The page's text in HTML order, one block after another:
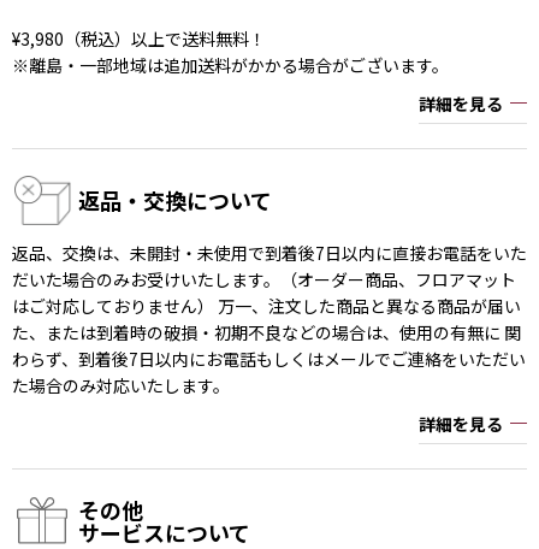
¥3,980（税込）以上で送料無料！
※離島・一部地域は追加送料がかかる場合がございます。
詳細を見る
返品・交換について
返品、交換は、未開封・未使用で到着後7日以内に直接お電話をいた
だいた場合のみお受けいたします。（オーダー商品、フロアマット
はご対応しておりません） 万一、注文した商品と異なる商品が届い
た、または到着時の破損・初期不良などの場合は、使用の有無に 関
わらず、到着後7日以内にお電話もしくはメールでご連絡をいただい
た場合のみ対応いたします。
詳細を見る
その他
サービスについて